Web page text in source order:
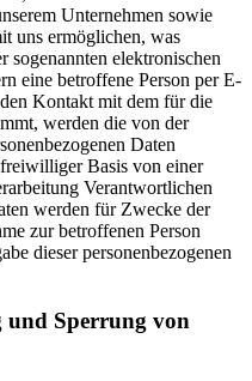
Unternehmen sowie
uns ermöglichen, was
sogenannten elektronischen
eine betroffene Person per E-
Kontakt mit dem für die
werden die von der
Daten
Basis von einer
Verantwortlichen
werden für Zwecke der
zur betroffenen Person
dieser personenbezogenen
und Sperrung von